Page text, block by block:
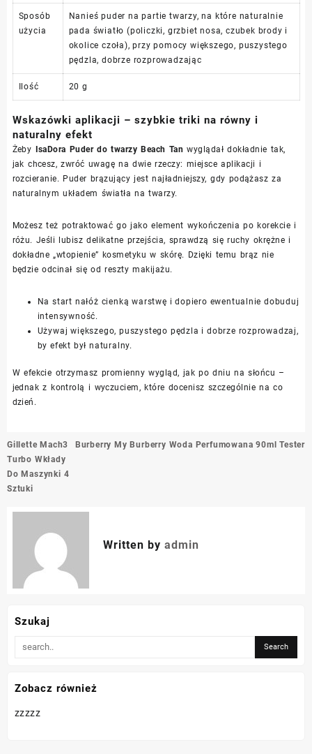
Sposób
użycia
Nanieś puder na partie twarzy, na które naturalnie
pada światło (policzki, grzbiet nosa, czubek brody i
okolice czoła), przy pomocy większego, puszystego
pędzla, dobrze rozprowadzając
Ilość 20 g
Wskazówki aplikacji – szybkie triki na równy i
naturalny efekt
Żeby IsaDora Puder do twarzy Beach Tan wyglądał dokładnie tak,
jak chcesz, zwróć uwagę na dwie rzeczy: miejsce aplikacji i
rozcieranie. Puder brązujący jest najładniejszy, gdy podążasz za
naturalnym układem światła na twarzy.
Możesz też potraktować go jako element wykończenia po korekcie i
różu. Jeśli lubisz delikatne przejścia, sprawdzą się ruchy okrężne i
dokładne „wtopienie” kosmetyku w skórę. Dzięki temu brąz nie
będzie odcinał się od reszty makijażu.
Na start nałóż cienką warstwę i dopiero ewentualnie dobuduj
intensywność.
Używaj większego, puszystego pędzla i dobrze rozprowadzaj,
by efekt był naturalny.
W efekcie otrzymasz promienny wygląd, jak po dniu na słońcu –
jednak z kontrolą i wyczuciem, które docenisz szczególnie na co
dzień.
Nawigacja
wpisu
Gillette Mach3
Turbo Wkłady
Do Maszynki 4
Sztuki
Burberry My Burberry Woda Perfumowana 90ml Tester
Written by admin
Szukaj
Zobacz również
zzzzz